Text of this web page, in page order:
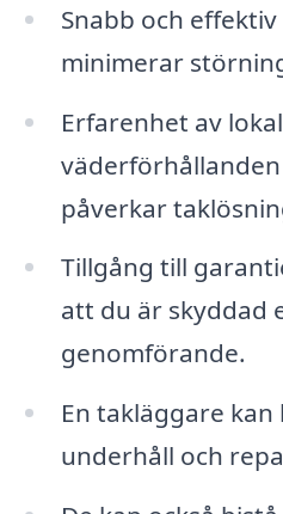
Snabb och
minimerar
Erfarenhet av
påverkar
Tillgång till
att du är skyddad
genomförande.
En takläggare
underhåll och